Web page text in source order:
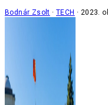
Bodnár Zsolt TECH 2023.